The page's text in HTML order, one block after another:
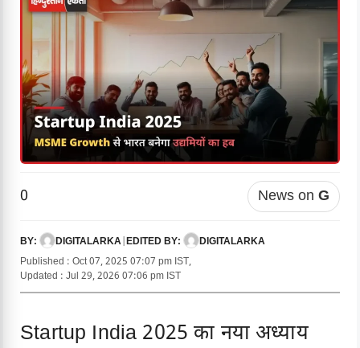
0 News on G
BY: DIGITALARKA EDITED BY:
DIGITALARKA
Published : Oct 07, 2025 07:07 pm IST,
Updated : Jul 29, 2026 07:06 pm IST
Startup India 2025 का नया अध्याय